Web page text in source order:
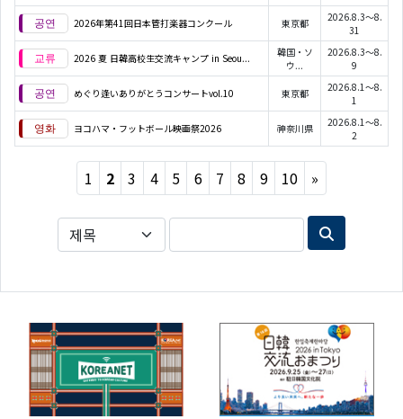
2026年第41回日本管打楽器コンクール 東京都
2026.8.3～8.
31
2026 夏 日韓高校生交流キャンプ in Seou...
韓国・ソ
ウ...
2026.8.3～8.
9
めぐり逢いありがとうコンサートvol.10 東京都
2026.8.1～8.
1
ヨコハマ・フットボール映画祭2026 神奈川県
2026.8.1～8.
2
1 2 3 4 5 6 7 8 9 10 »